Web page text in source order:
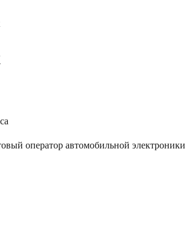
оператор автомобильной электроники